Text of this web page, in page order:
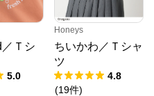
Ｔシ
5.0
Honeys
ちいかわ／Ｔシャ
ツ
4.8
(19件)
開きます
ストア
からのコメン
(ジュンコシマ
ツロウ タヤマ）、